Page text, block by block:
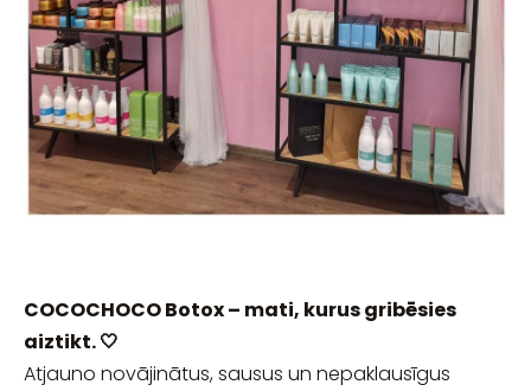
COCOCHOCO Botox – mati, kurus gribēsies
aiztikt. 🤍
Atjauno novājinātus, sausus un nepaklausīgus